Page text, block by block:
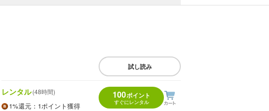
試し読み
レンタル(48時間)
1%還元 ：1ポイント獲得
100ポイント
すぐにレンタル